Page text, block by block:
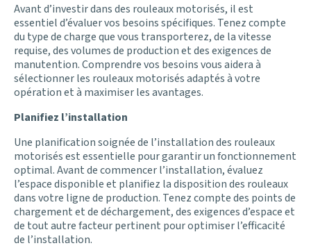
Avant d’investir dans des rouleaux motorisés, il est
essentiel d’évaluer vos besoins spécifiques. Tenez compte
du type de charge que vous transporterez, de la vitesse
requise, des volumes de production et des exigences de
manutention. Comprendre vos besoins vous aidera à
sélectionner les rouleaux motorisés adaptés à votre
opération et à maximiser les avantages.
Planifiez l’installation
Une planification soignée de l’installation des rouleaux
motorisés est essentielle pour garantir un fonctionnement
optimal. Avant de commencer l’installation, évaluez
l’espace disponible et planifiez la disposition des rouleaux
dans votre ligne de production. Tenez compte des points de
chargement et de déchargement, des exigences d’espace et
de tout autre facteur pertinent pour optimiser l’efficacité
de l’installation.